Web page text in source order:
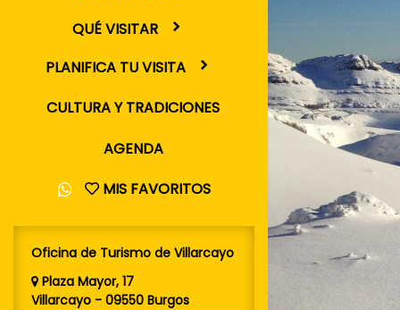
QUÉ VISITAR
PLANIFICA TU VISITA
CULTURA Y TRADICIONES
AGENDA
MIS FAVORITOS
Oficina de Turismo de Villarcayo
Plaza Mayor, 17
Villarcayo - 09550 Burgos